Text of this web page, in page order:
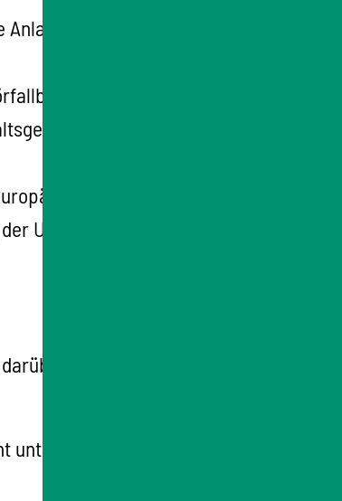
mit dem Buchstaben E
(WHG)
Parlaments und des
Umweltverschmutzung) in der
hinaus die landesweit